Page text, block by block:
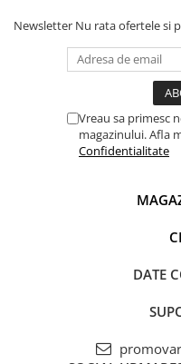
Newsletter Nu rata ofertele si
Vreau sa primesc
magazinului. Afla
Confidentialitate
DATE